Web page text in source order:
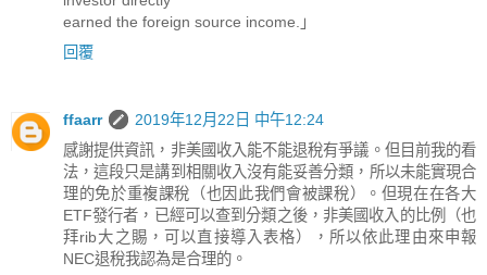
earned the foreign source income.」
回覆
ffaarr
2019年12月22日 中午12:24
感謝提供資訊，非美國收入能不能退稅有爭議。但目前我的看
法，這段只是講到相關收入沒有能妥善分類，所以未能實現合
理的免於重複課稅（也因此我們會被課稅）。但現在在各大
ETF發行者，已經可以查到分類之後，非美國收入的比例（也
拜rib大之賜，可以直接導入表格），所以依此理由來申報
NEC退稅我認為是合理的。